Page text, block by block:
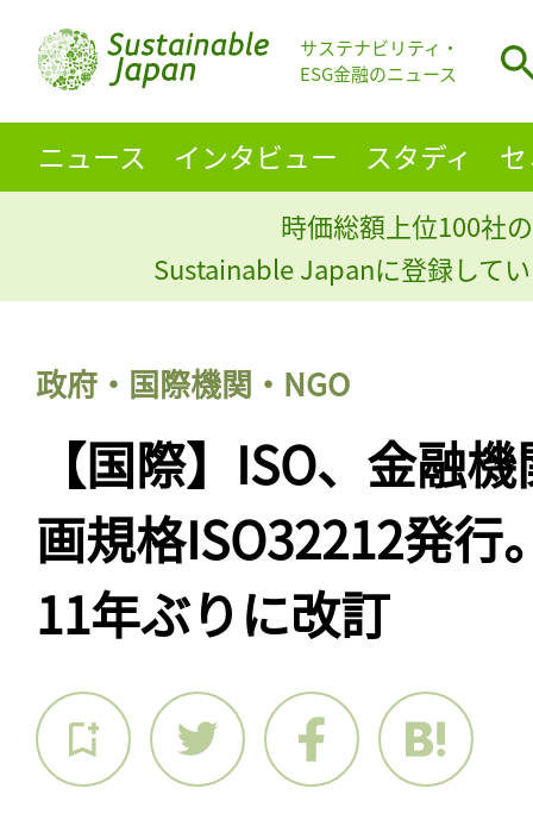
サステナビリティ・
ESG金融のニュース
ニュース インタビュー スタディ
時価総額上位100社
Sustainable Japanに登録して
政府・国際機関・NGO
【国際】ISO、金融
画規格ISO32212発行
11年ぶりに改訂